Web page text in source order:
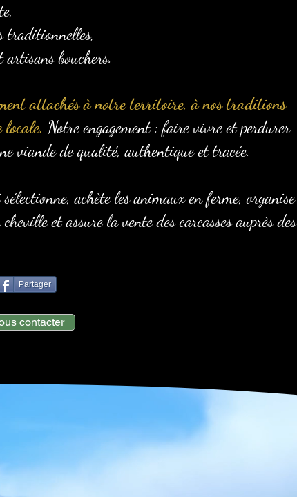
traditionnelles,
bouchers.
attachés à notre territoire, à nos traditions
Notre engagement : faire vivre et perdurer
viande de qualité, authentique et tracée.
achète les animaux en ferme, organise
et assure la vente des carcasses auprès des
Partager
contacter